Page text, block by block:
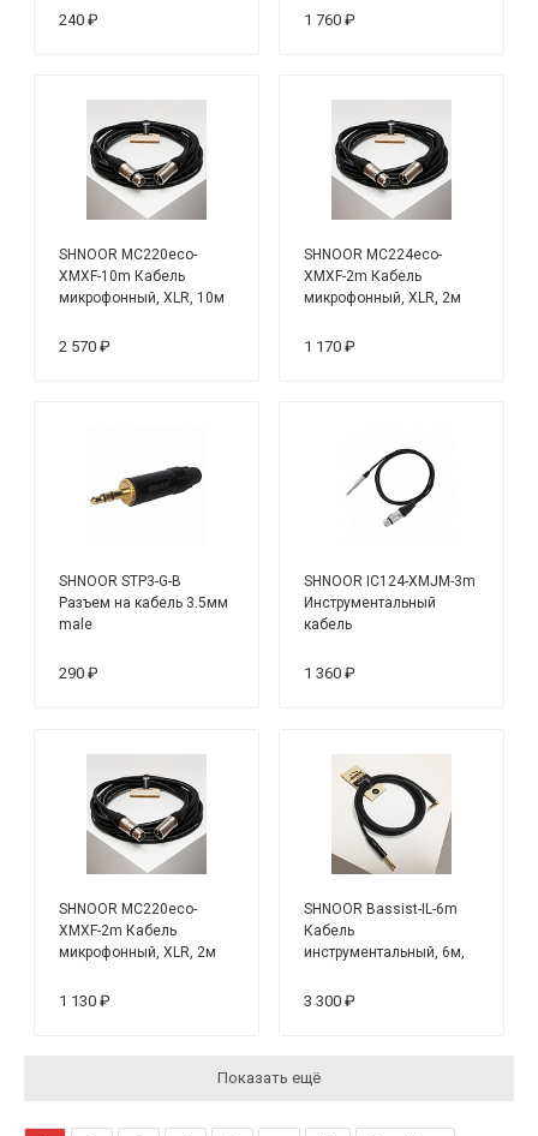
240 ₽ 1 760 ₽
SHNOOR MC220eco-
XMXF-10m Кабель
микрофонный, XLR, 10м
2 570 ₽
SHNOOR MC224eco-
XMXF-2m Кабель
микрофонный, XLR, 2м
1 170 ₽
SHNOOR STP3-G-B
Разъем на кабель 3.5мм
male
290 ₽
SHNOOR IC124-XMJM-3m
Инструментальный
кабель
1 360 ₽
SHNOOR MC220eco-
XMXF-2m Кабель
микрофонный, XLR, 2м
1 130 ₽
SHNOOR Bassist-IL-6m
Кабель
инструментальный, 6м,
коннектор
3 300 ₽
Показать ещё